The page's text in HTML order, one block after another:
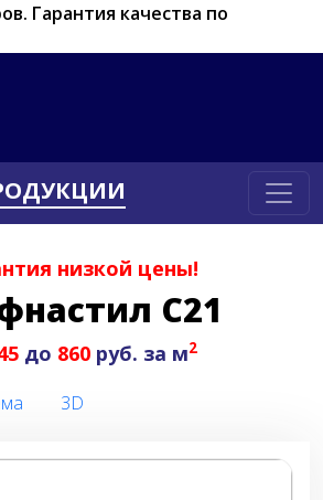
Гарантия качества по
низкой цены!
С21
до 860 руб. за м2
3D